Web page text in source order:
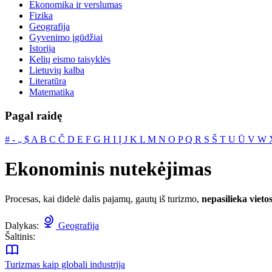
Ekonomika ir verslumas
Fizika
Geografija
Gyvenimo įgūdžiai
Istorija
Kelių eismo taisyklės
Lietuvių kalba
Literatūra
Matematika
Pagal raidę
# ‐ „ $ A B C Č D E F G H I Į J K L M N O PQ R S Š T U Ū V W
Ekonominis nutekėjimas
Procesas, kai didelė dalis pajamų, gautų iš turizmo, nepasilieka
Dalykas:
Geografija
Šaltinis:
Turizmas kaip globali industrija